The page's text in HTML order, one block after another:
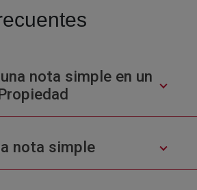
nota simple en un
nota simple